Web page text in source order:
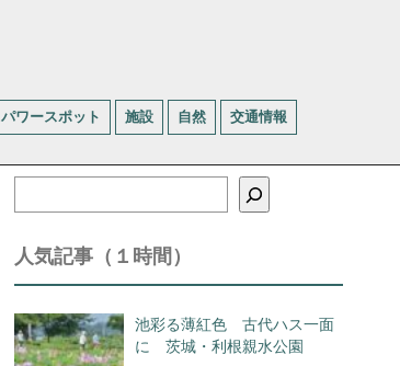
パワースポット 施設 自然 交通情報
索
人気記事（１時間）
池彩る薄紅色 古代ハス一面
に 茨城・利根親水公園